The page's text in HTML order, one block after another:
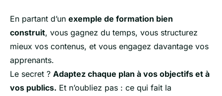
En partant d’un exemple de formation bien
construit, vous gagnez du temps, vous structurez
mieux vos contenus, et vous engagez davantage vos
apprenants.
Le secret ? Adaptez chaque plan à vos objectifs et à
vos publics. Et n’oubliez pas : ce qui fait la